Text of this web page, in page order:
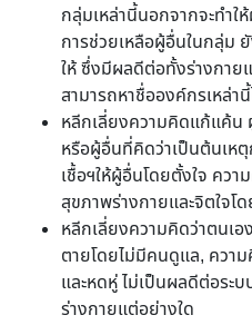
กลุ่มเหล่านี้นอกจากจะทำใ
การช่วยเหลือผู้อื่นในกลุ่ม
ให้ ซึ่งมีผลดีต่อทั้งร่างกาย
สามารถหาชื่อองค์กรเหล่า
หลีกเลี่ยงความคิดแก้แค้
หรือผู้อื่นที่คิดว่าเป็นต้นเห
เชื้อฯให้ผู้อื่นโดยตั้งใจ คว
สุขภาพร่างกายและจิตใจโ
หลีกเลี่ยงความคิดว่าตนเอ
ตายโดยไม่มีคนดูแล, ควา
และหดหู่ ไม่เป็นผลดีต่อระ
ร่างกายแต่อย่างใด